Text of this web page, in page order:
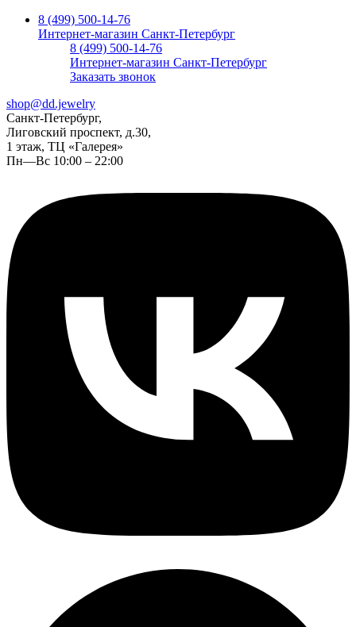
8 (499) 500-14-76
Интернет-магазин Санкт-Петербург
8 (499) 500-14-76
Интернет-магазин Санкт-Петербург
Заказать звонок
shop@dd.jewelry
Санкт-Петербург,
Лиговский проспект, д.30,
1 этаж, ТЦ «Галерея»
Пн—Вс 10:00 – 22:00